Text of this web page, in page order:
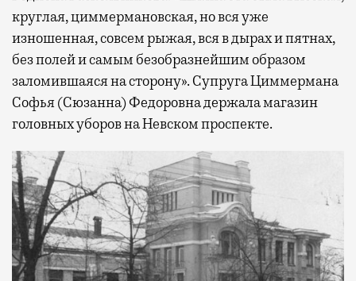
круглая, циммермановская, но вся уже
изношенная, совсем рыжая, вся в дырах и пятнах,
без полей и самым безобразнейшим образом
заломившаяся на сторону». Супруга Циммермана
Софья (Сюзанна) Федоровна держала магазин
головных уборов на Невском проспекте.